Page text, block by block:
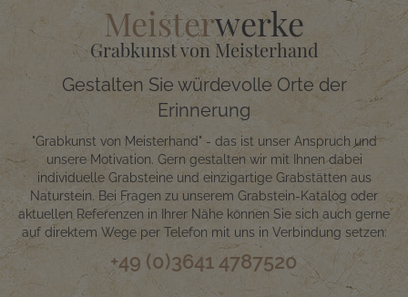
Meisterwerke
Grabkunst von Meisterhand
Gestalten Sie würdevolle Orte der
Erinnerung
"Grabkunst von Meisterhand" - das ist unser Anspruch und
unsere Motivation. Gern gestalten wir mit Ihnen dabei
individuelle Grabsteine und einzigartige Grabstätten aus
Naturstein. Bei Fragen zu unserem Grabstein-Katalog oder
aktuellen Referenzen in Ihrer Nähe können Sie sich auch gerne
auf direktem Wege per Telefon mit uns in Verbindung setzen:
+49 (0)3641 4787520